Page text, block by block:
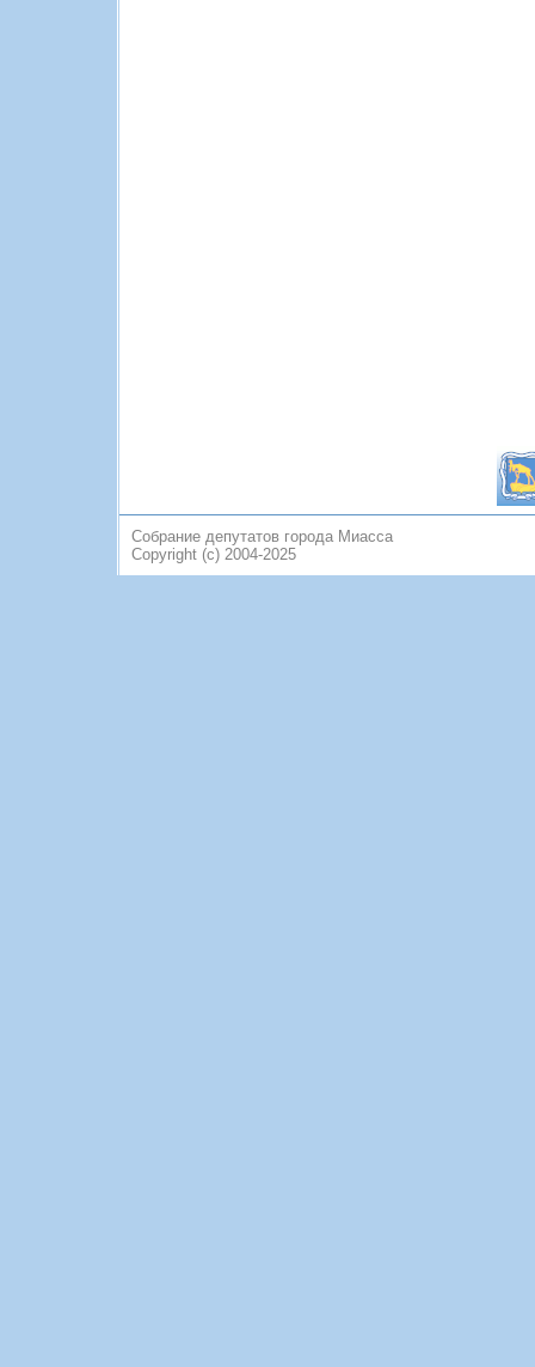
Собрание депутатов города Миасса
Copyright (c) 2004-2025